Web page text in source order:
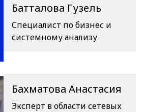
Батталова Гузель
Специалист по бизнес и
системному анализу
Бахматова Анастасия
Эксперт в области сетевых